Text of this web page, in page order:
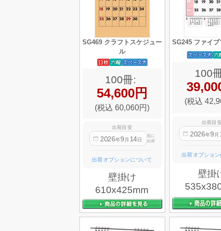
SG469 クラフトスケジュー
ル
100冊:
54,600円
(税込 60,060円)
出荷目安
2026年9 月 14日
迄に
出荷
出荷オプションについて
壁掛け
610x425mm
SG245 ファイ
100
(税込
出荷目
2026年9 月
出荷オプショ
壁掛